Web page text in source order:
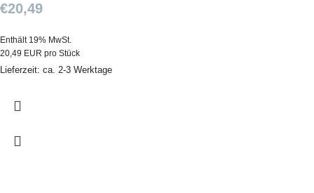
€20,49
Enthält 19% MwSt.
20,49 EUR pro Stück
Lieferzeit: ca. 2-3 Werktage